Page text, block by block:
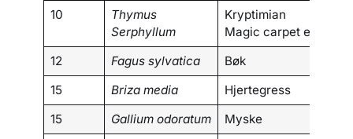
10
Thymus
Serphyllum
Kryptimian
Magic carpet e.l
12
Fagus sylvatica
Bøk
15
Briza media
Hjertegress
15
Gallium odoratum
Myske